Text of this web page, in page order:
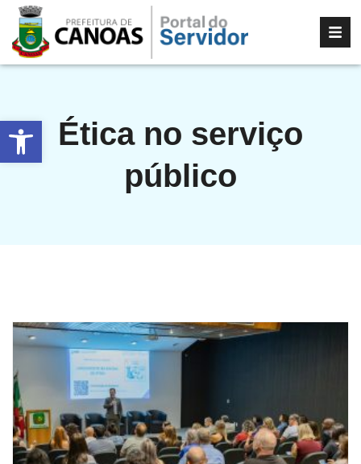
Abrir a barra de ferramentas
Ética no serviço
público